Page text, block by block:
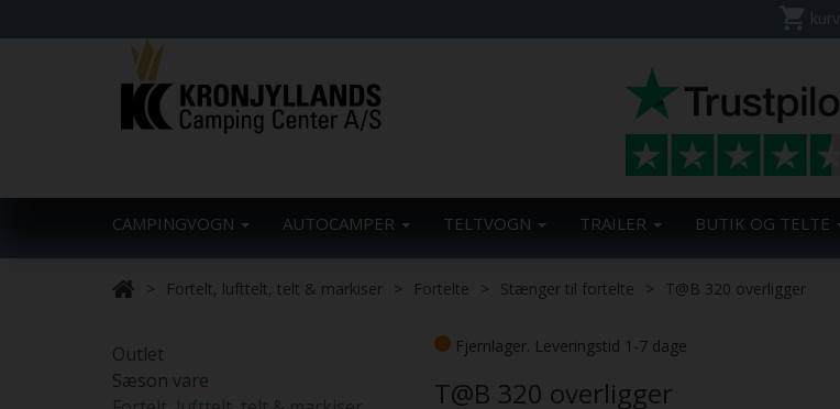
kurv
CAMPINGVOGN AUTOCAMPER TELTVOGN TRAILER BUTIK OG TELTE
Fortelt, lufttelt, telt & markiser Fortelte Stænger til fortelte T@B 320 overligger
Outlet
Sæson vare
Fjernlager. Leveringstid 1-7 dage
T@B 320 overligger